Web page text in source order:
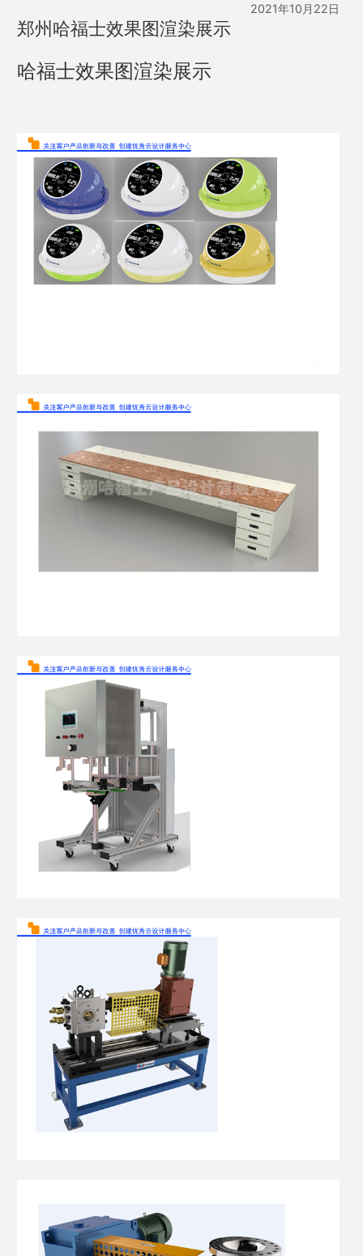
2021年10月22日
郑州哈福士效果图渲染展示
哈福士效果图渲染展示